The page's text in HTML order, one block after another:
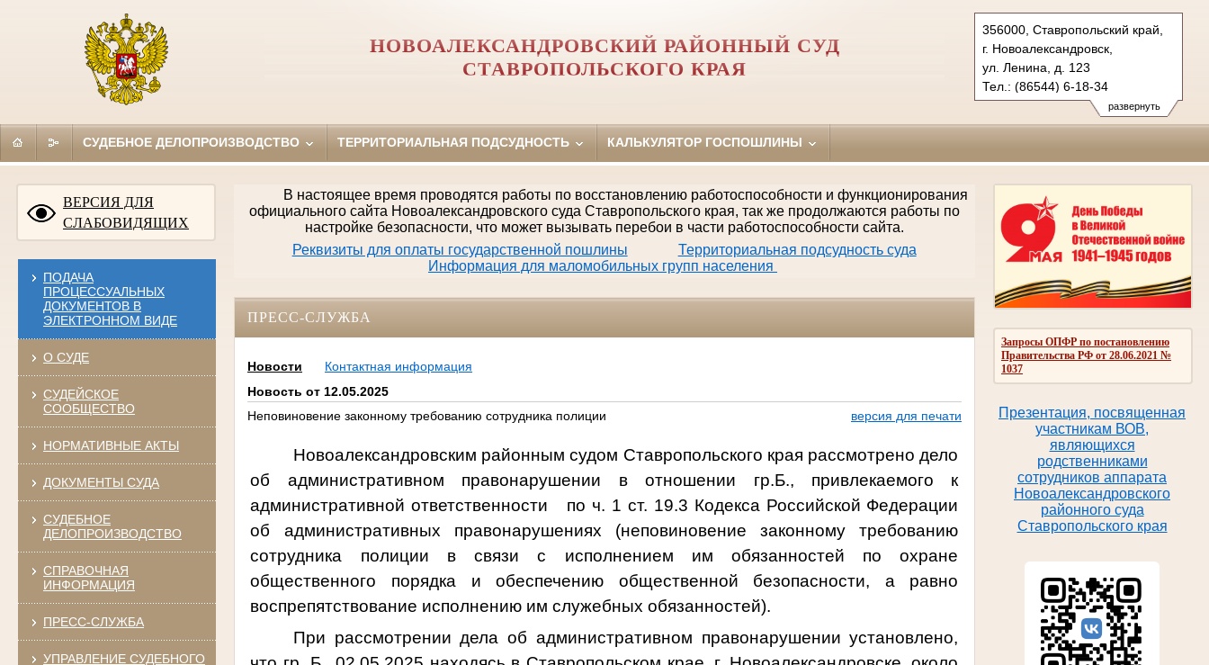
развернуть
356000, Ставропольский край,
г. Новоалександровск,
ул. Ленина, д. 123
Тел.: (86544) 6-18-34
novoaleksandrovsky.stv@sudrf.ru
НОВОАЛЕКСАНДРОВСКИЙ РАЙОННЫЙ СУД
СТАВРОПОЛЬСКОГО КРАЯ
СУДЕБНОЕ ДЕЛОПРОИЗВОДСТВО ТЕРРИТОРИАЛЬНАЯ ПОДСУДНОСТЬ КАЛЬКУЛЯТОР ГОСПОШЛИНЫ
ВЕРСИЯ ДЛЯ
СЛАБОВИДЯЩИХ
ПОДАЧА
ПРОЦЕССУАЛЬНЫХ
ДОКУМЕНТОВ В
ЭЛЕКТРОННОМ ВИДЕ
О СУДЕ
СУДЕЙСКОЕ
СООБЩЕСТВО
НОРМАТИВНЫЕ АКТЫ
ДОКУМЕНТЫ СУДА
СУДЕБНОЕ
ДЕЛОПРОИЗВОДСТВО
СПРАВОЧНАЯ
ИНФОРМАЦИЯ
ПРЕСС-СЛУЖБА
УПРАВЛЕНИЕ СУДЕБНОГО
Запросы ОПФР по постановлению
Правительства РФ от 28.06.2021 №
1037
Презентация, посвященная
участникам ВОВ,
являющихся
родственниками
сотрудников аппарата
Новоалександровского
районного суда
Ставропольского края
В настоящее время проводятся работы по восстановлению работоспособности и функционирования
официального сайта Новоалександровского суда Ставропольского края, так же продолжаются работы по
настройке безопасности, что может вызывать перебои в части работоспособности сайта.
Реквизиты для оплаты государственной пошлины
Территориальная подсудность суда
Информация для маломобильных групп населения
ПРЕСС-СЛУЖБА
Новости
Контактная информация
Новость от 12.05.2025
Неповиновение законному требованию сотрудника полиции
версия для печати
Новоалександровским районным судом Ставропольского края рассмотрено дело
об административном правонарушении в отношении гр.Б., привлекаемого к
административной ответственности по ч. 1 ст. 19.3 Кодекса Российской Федерации
об административных правонарушениях (неповиновение законному требованию
сотрудника полиции в связи с исполнением им обязанностей по охране
общественного порядка и обеспечению общественной безопасности, а равно
воспрепятствование исполнению им служебных обязанностей).
При рассмотрении дела об административном правонарушении установлено,